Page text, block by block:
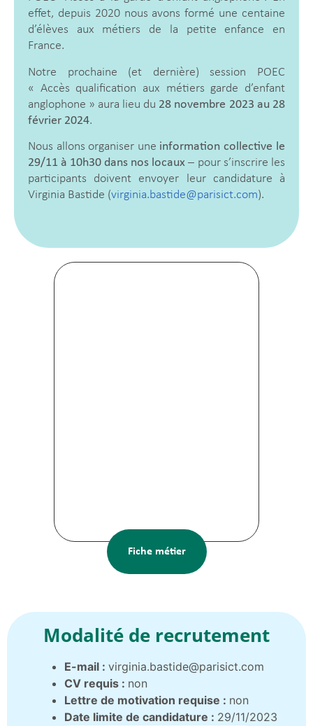
effet, depuis 2020 nous avons formé une centaine
d’élèves aux métiers de la petite enfance en
France.
Notre prochaine (et dernière) session POEC
« Accès qualification aux métiers garde d’enfant
anglophone » aura lieu du 28 novembre 2023 au 28
février 2024.
Nous allons organiser une information collective le
29/11 à 10h30 dans nos locaux – pour s’inscrire les
participants doivent envoyer leur candidature à
Virginia Bastide (virginia.bastide@parisict.com).
Fiche métier
Modalité de recrutement
E-mail : virginia.bastide@parisict.com
CV requis : non
Lettre de motivation requise : non
Date limite de candidature : 29/11/2023